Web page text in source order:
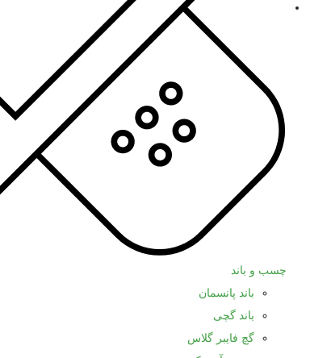
چسب و باند
باند پانسمان
باند گچی
گچ فایبر گلاس